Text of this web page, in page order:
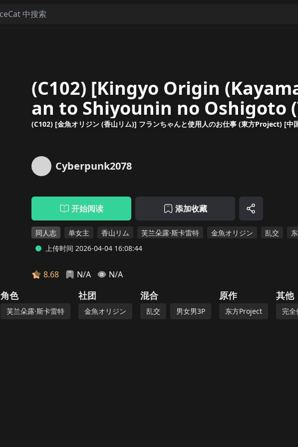
(C102) [Kingyo Origin
an to Shiyounin no Oshigoto
[Chinese]
(C102) [金魚オリジン (香山リム)] フランちゃんと使用人のお仕事 (東方Project) [中
Cyberpunk2078
开始阅读 添加收藏
同人志 单女主 香山リム 芙兰朵露·斯卡雷特 金魚オリジン 乱交
上传时间 2026-04-04 16:08:44
8.68 N/A N/A
角色
芙兰朵露·斯卡雷特
社团
金魚オリジン
混合
乱交 男女男3P
原作
东方Project
其他
完全